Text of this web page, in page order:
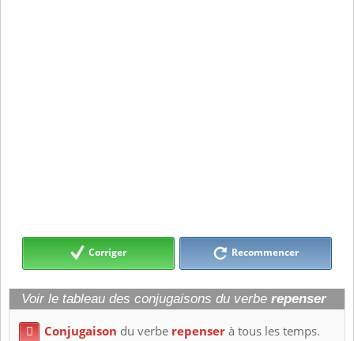
Corriger Recommencer
Voir le tableau des conjugaisons du verbe repenser
 Conjugaison du verbe repenserà tous les temps.